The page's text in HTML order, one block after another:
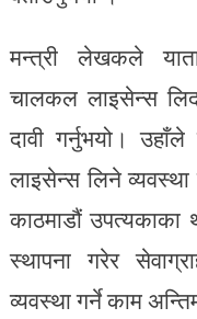
मन्त्री लेखकले
चालकल लाइसेन्स
दावी गर्नुभयो।
लाइसेन्स लिने
काठमाडौं उपत्यकाका
स्थापना गरेर
व्यवस्था गर्ने काम